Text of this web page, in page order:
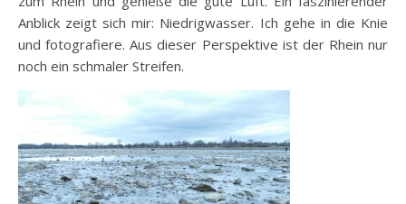
Anblick zeigt sich mir: Niedrigwasser. Ich gehe in die Knie
und fotografiere. Aus dieser Perspektive ist der Rhein nur
noch ein schmaler Streifen.